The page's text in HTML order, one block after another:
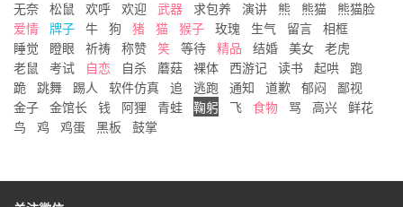
无奈 松鼠 欢呼 欢迎 武器 求包养 演讲 熊 熊猫
熊猫脸
爱情 牌子 牛 狗 猪 猫 猴子 玫瑰 生气 留言 相框
睡觉
瞪眼 祈祷 称赞 笑 等待 精品 结婚 美女 老虎
老鼠
考试 自恋 自杀 蘑菇 裸体 西游记 读书 起哄
跑
跪
跳舞 踢人 软件仿真 追 逃跑 通知 道歉 郁闷
鄙视
金子 金馆长 钱 阿狸 青蛙 鞠躬 飞 食物 骂 高兴 鲜花
鸟
鸡 鸡蛋 黑板 鼓掌